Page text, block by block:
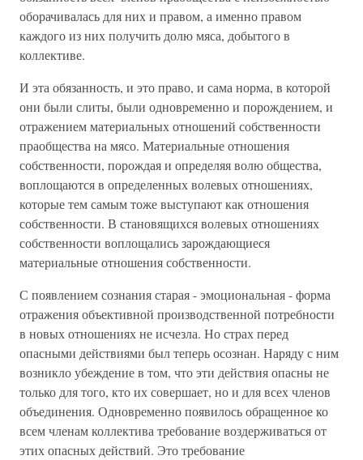
оборачивалась для них и правом, а именно правом
каждого из них получить долю мяса, добытого в
коллективе.
И эта обязанность, и это право, и сама норма, в которой
они были слиты, были одновременно и порождением, и
отражением материальных отношений собственности
праобщества на мясо. Материальные отношения
собственности, порождая и определяя волю общества,
воплощаются в определенных волевых отношениях,
которые тем самым тоже выступают как отношения
собственности. В становящихся волевых отношениях
собственности воплощались зарождающиеся
материальные отношения собственности.
С появлением сознания старая - эмоциональная - форма
отражения объективной производственной потребности
в новых отношениях не исчезла. Но страх перед
опасными действиями был теперь осознан. Наряду с ним
возникло убеждение в том, что эти действия опасны не
только для того, кто их совершает, но и для всех членов
объединения. Одновременно появилось обращенное ко
всем членам коллектива требование воздерживаться от
этих опасных действий. Это требование